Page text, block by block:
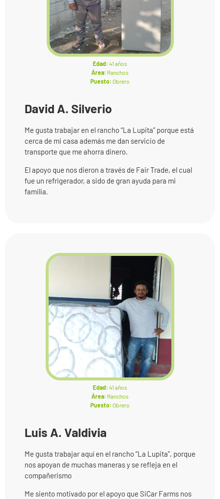
Edad: 41 años
Área: Ranchos
Puesto: Obrero
David A. Silverio
Me gusta trabajar en el rancho “La Lupita” porque está
cerca de mi casa además me dan servicio de
transporte que me ahorra dinero.
El apoyo que nos dieron a través de Fair Trade, el cual
fue un refrigerador, a sido de gran ayuda para mi
familia.
Edad: 41 años
Área: Ranchos
Puesto: Obrero
Luis A. Valdivia
Me gusta trabajar aquí en el rancho “La Lupita”, porque
nos apoyan de muchas maneras y se refleja en el
compañerismo
Me siento motivado por el apoyo que SiCar Farms nos